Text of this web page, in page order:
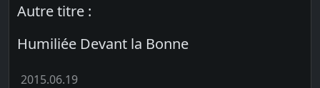
Autre titre :
Humiliée Devant la Bonne
2015.06.19